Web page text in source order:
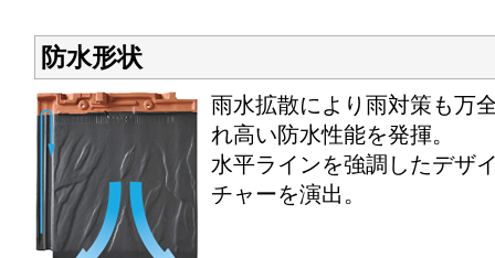
防水形状
雨水拡散により雨対策も万
れ高い防水性能を発揮。
水平ラインを強調したデザ
チャーを演出。